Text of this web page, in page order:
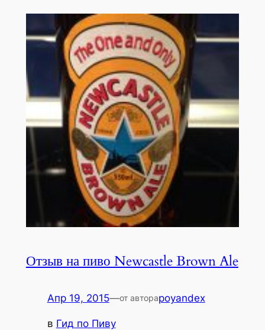
Отзыв на пиво Newcastle Brown Ale
Апр 19, 2015—от автораpoyandex
в Гид по Пиву